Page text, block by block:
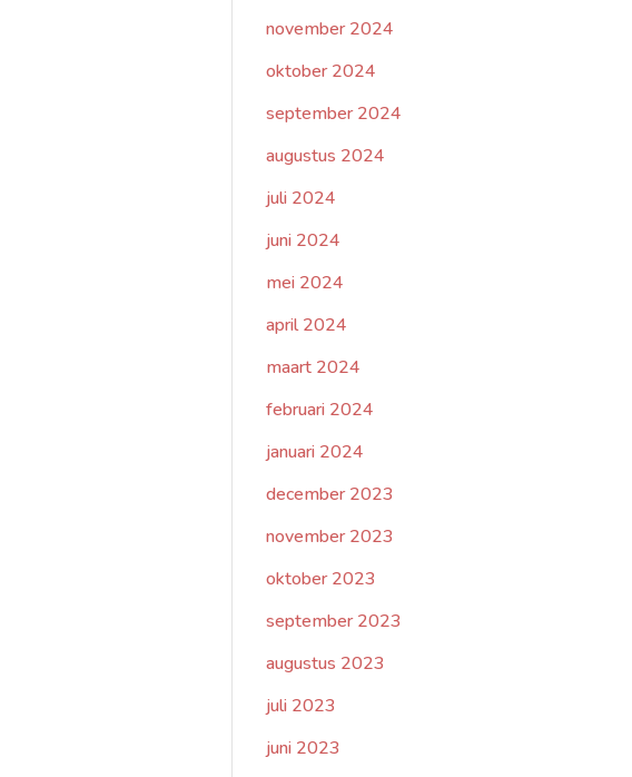
november 2024
oktober 2024
september 2024
augustus 2024
juli 2024
juni 2024
mei 2024
april 2024
maart 2024
februari 2024
januari 2024
december 2023
november 2023
oktober 2023
september 2023
augustus 2023
juli 2023
juni 2023